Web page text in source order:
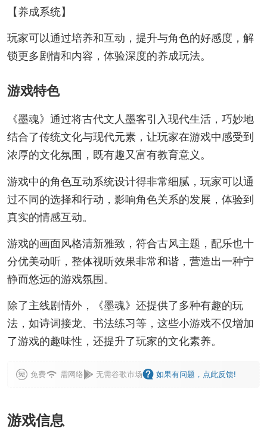
【养成系统】
玩家可以通过培养和互动，提升与角色的好感度，解
锁更多剧情和内容，体验深度的养成玩法。
游戏特色
《墨魂》通过将古代文人墨客引入现代生活，巧妙地
结合了传统文化与现代元素，让玩家在游戏中感受到
浓厚的文化氛围，既有趣又富有教育意义。
游戏中的角色互动系统设计得非常细腻，玩家可以通
过不同的选择和行动，影响角色关系的发展，体验到
真实的情感互动。
游戏的画面风格清新雅致，符合古风主题，配乐也十
分优美动听，整体视听效果非常和谐，营造出一种宁
静而悠远的游戏氛围。
除了主线剧情外，《墨魂》还提供了多种有趣的玩
法，如诗词接龙、书法练习等，这些小游戏不仅增加
了游戏的趣味性，还提升了玩家的文化素养。
免费 需网络 无需谷歌市场 如果有问题，点此反馈!
游戏信息